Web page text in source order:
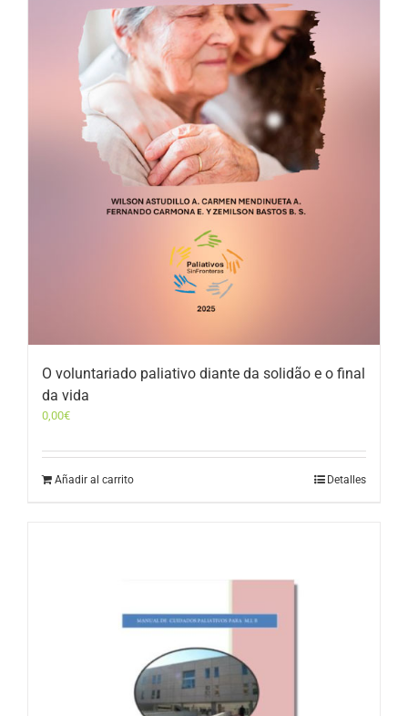
O voluntariado paliativo diante da solidão e o final
da vida
0,00€
Añadir al carrito Detalles